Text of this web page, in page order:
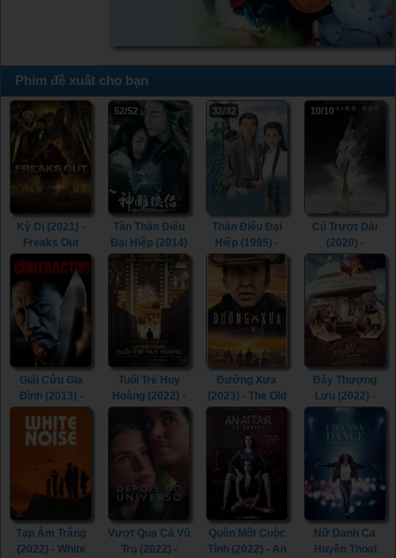
Phim đề xuất cho bạn
Kỳ Dị (2021) -
Freaks Out
(2021)
52/52
Tân Thần Điêu
Đại Hiệp (2014)
- The Romance
of the Condor
Heroes (2014)
32/32
Thần Điêu Đại
Hiệp (1995) -
Return of The
Condor Heroes
(1995)
10/10
Cú Trượt Dài
(2020) -
Spinning Out
(2020)
Giải Cứu Gia
Đình (2013) -
(2013)
Tuổi Trẻ Huy
Hoàng (2022) -
The Fabelmans
(2022)
Đường Xưa
(2023) - The Old
Way (2023)
Đáy Thượng
Lưu (2022) -
Triangle of
Sadness (2022)
Tạp Âm Trắng
(2022) - White
Vượt Qua Cả Vũ
Trụ (2022) -
Quên Một Cuộc
Tình (2022) - An
Nữ Danh Ca
Huyền Thoại